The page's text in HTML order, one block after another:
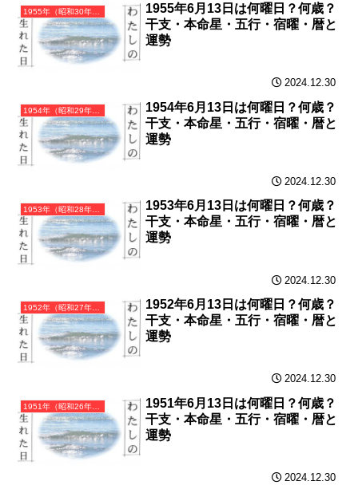
1955年（昭和30年）乙未（きのとひつじ）・未年（ひつじ年）カレンダー（月曜はじまり）
1955年6月13日は何曜日？何歳？
干支・本命星・五行・宿曜・暦と
運勢
2024.12.30
1954年（昭和29年）甲午（きのえうま）・午年（うま年）カレンダー（月曜はじまり）
1954年6月13日は何曜日？何歳？
干支・本命星・五行・宿曜・暦と
運勢
2024.12.30
1953年（昭和28年）癸巳（みずのとみ）・巳年（へび年）カレンダー（月曜はじまり）
1953年6月13日は何曜日？何歳？
干支・本命星・五行・宿曜・暦と
運勢
2024.12.30
1952年（昭和27年）壬辰（みずのえたつ）・辰年（たつ年）カレンダー（月曜はじまり）
1952年6月13日は何曜日？何歳？
干支・本命星・五行・宿曜・暦と
運勢
2024.12.30
1951年（昭和26年）辛卯（かのとう）・卯年（うさぎ年）カレンダー（月曜はじまり）
1951年6月13日は何曜日？何歳？
干支・本命星・五行・宿曜・暦と
運勢
2024.12.30